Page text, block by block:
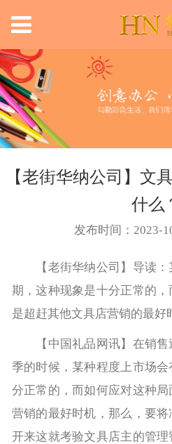
【老街华纳公司】文
什么
发布时间：2023-
【老街华纳公司】导读：
期，这种现象是十分正常的
是超赶其他文具店营销的最好
【中国礼品网讯】在销售
季的时候，某种程度上市场
分正常的，而如何应对这种
营销的最好时机，那么，要
开来这就考验文具店主的管